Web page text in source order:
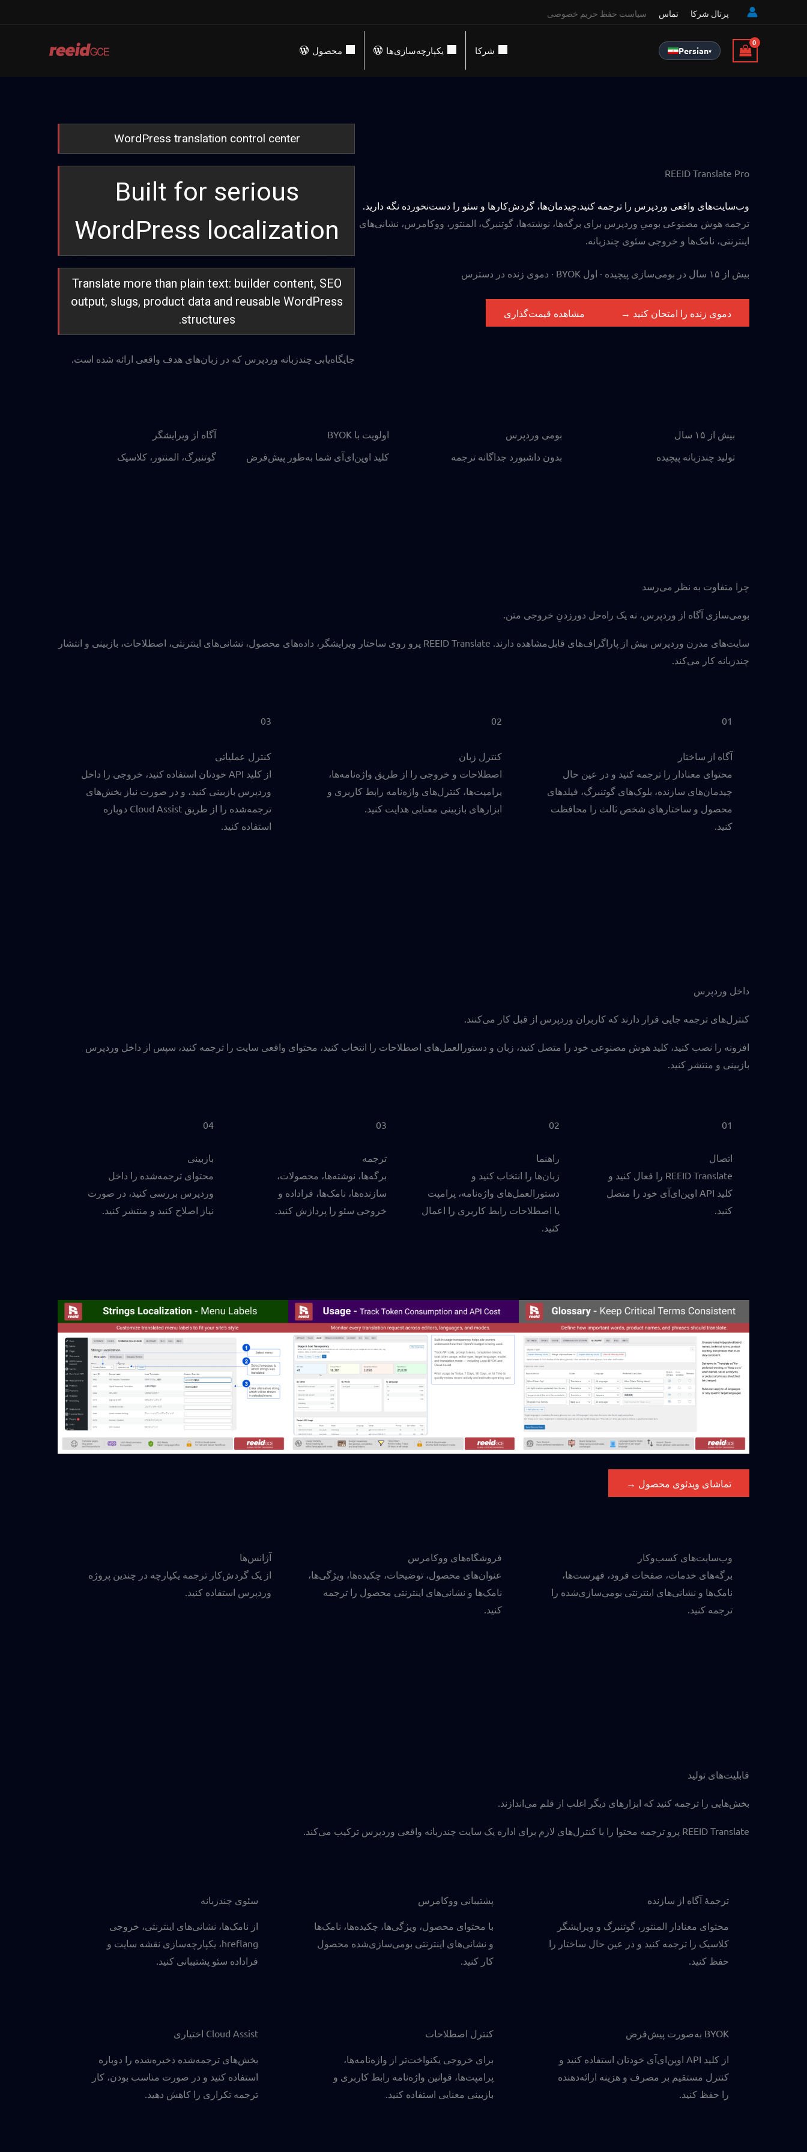
سیاست حفظ حریم خصوصی تماس پرتال شرکا
محصول یکپارچه‌سازی‌ها شرکا Persian▾
REEID Translate Pro
وب‌سایت‌های واقعی وردپرس را ترجمه کنید.چیدمان‌ها، گردش‌کارها و سئو را دست‌نخورده نگه دارید.
ترجمه هوش مصنوعی بومیِ وردپرس برای برگه‌ها، نوشته‌ها، گوتنبرگ، المنتور، ووکامرس، نشانی‌های
اینترنتی، نامک‌ها و خروجی سئوی چندزبانه.
بیش از ۱۵ سال در بومی‌سازی پیچیده · اول BYOK · دموی زنده در دسترس
دموی زنده را امتحان کنید → مشاهده قیمت‌گذاری
WordPress translation control center
Built for serious
WordPress localization
Translate more than plain text: builder content, SEO
output, slugs, product data and reusable WordPress
structures.
جایگاه‌یابی چندزبانه وردپرس که در زبان‌های هدف واقعی ارائه شده است.
بیش از ۱۵ سال
تولید چندزبانه پیچیده
بومی وردپرس
بدون داشبورد جداگانه ترجمه
اولویت با BYOK
کلید اوپن‌ای‌آی شما به‌طور پیش‌فرض
آگاه از ویرایشگر
گوتنبرگ، المنتور، کلاسیک
چرا متفاوت به نظر می‌رسد
بومی‌سازی آگاه از وردپرس، نه یک راه‌حل دورزدنِ خروجی متن.
سایت‌های مدرن وردپرس بیش از پاراگراف‌های قابل‌مشاهده دارند. REEID Translate پرو روی ساختار ویرایشگر، داده‌های محصول، نشانی‌های اینترنتی، اصطلاحات، بازبینی و انتشار
چندزبانه کار می‌کند.
01
آگاه از ساختار
محتوای معنادار را ترجمه کنید و در عین حال
چیدمان‌های سازنده، بلوک‌های گوتنبرگ، فیلدهای
محصول و ساختارهای شخص ثالث را محافظت
کنید.
02
کنترل زبان
اصطلاحات و خروجی را از طریق واژه‌نامه‌ها،
پرامپت‌ها، کنترل‌های واژه‌نامه رابط کاربری و
ابزارهای بازبینی معنایی هدایت کنید.
03
کنترل عملیاتی
از کلید API خودتان استفاده کنید، خروجی را داخل
وردپرس بازبینی کنید، و در صورت نیاز بخش‌های
ترجمه‌شده را از طریق Cloud Assist دوباره
استفاده کنید.
داخل وردپرس
کنترل‌های ترجمه جایی قرار دارند که کاربران وردپرس از قبل کار می‌کنند.
افزونه را نصب کنید، کلید هوش مصنوعی خود را متصل کنید، زبان و دستورالعمل‌های اصطلاحات را انتخاب کنید، محتوای واقعی سایت را ترجمه کنید، سپس از داخل وردپرس
بازبینی و منتشر کنید.
01
اتصال
REEID Translate را فعال کنید و
کلید API اوپن‌ای‌آی خود را متصل
کنید.
02
راهنما
زبان‌ها را انتخاب کنید و
دستورالعمل‌های واژه‌نامه، پرامپت
یا اصطلاحات رابط کاربری را اعمال
کنید.
03
ترجمه
برگه‌ها، نوشته‌ها، محصولات،
سازنده‌ها، نامک‌ها، فراداده و
خروجی سئو را پردازش کنید.
04
بازبینی
محتوای ترجمه‌شده را داخل
وردپرس بررسی کنید، در صورت
نیاز اصلاح کنید و منتشر کنید.
تماشای ویدئوی محصول →
وب‌سایت‌های کسب‌وکار
برگه‌های خدمات، صفحات فرود، فهرست‌ها،
نامک‌ها و نشانی‌های اینترنتی بومی‌سازی‌شده را
ترجمه کنید.
فروشگاه‌های ووکامرس
عنوان‌های محصول، توضیحات، چکیده‌ها، ویژگی‌ها،
نامک‌ها و نشانی‌های اینترنتی محصول را ترجمه
کنید.
آژانس‌ها
از یک گردش‌کار ترجمه یکپارچه در چندین پروژه
وردپرس استفاده کنید.
قابلیت‌های تولید
بخش‌هایی را ترجمه کنید که ابزارهای دیگر اغلب از قلم می‌اندازند.
REEID Translate پرو ترجمه محتوا را با کنترل‌های لازم برای اداره یک سایت چندزبانه واقعی وردپرس ترکیب می‌کند.
ترجمهٔ آگاه از سازنده
محتوای معنادار المنتور، گوتنبرگ و ویرایشگر
کلاسیک را ترجمه کنید و در عین حال ساختار را
حفظ کنید.
پشتیبانی ووکامرس
با محتوای محصول، ویژگی‌ها، چکیده‌ها، نامک‌ها
و نشانی‌های اینترنتی بومی‌سازی‌شده محصول
کار کنید.
سئوی چندزبانه
از نامک‌ها، نشانی‌های اینترنتی، خروجی
hreflang، یکپارچه‌سازی نقشه سایت و
فراداده سئو پشتیبانی کنید.
BYOK به‌صورت پیش‌فرض
از کلید API اوپن‌ای‌آی خودتان استفاده کنید و
کنترل مستقیم بر مصرف و هزینه ارائه‌دهنده
را حفظ کنید.
کنترل اصطلاحات
برای خروجی یکنواخت‌تر از واژه‌نامه‌ها،
پرامپت‌ها، قوانین واژه‌نامه رابط کاربری و
بازبینی معنایی استفاده کنید.
Cloud Assist اختیاری
بخش‌های ترجمه‌شده ذخیره‌شده را دوباره
استفاده کنید و در صورت مناسب بودن، کار
ترجمه تکراری را کاهش دهید.